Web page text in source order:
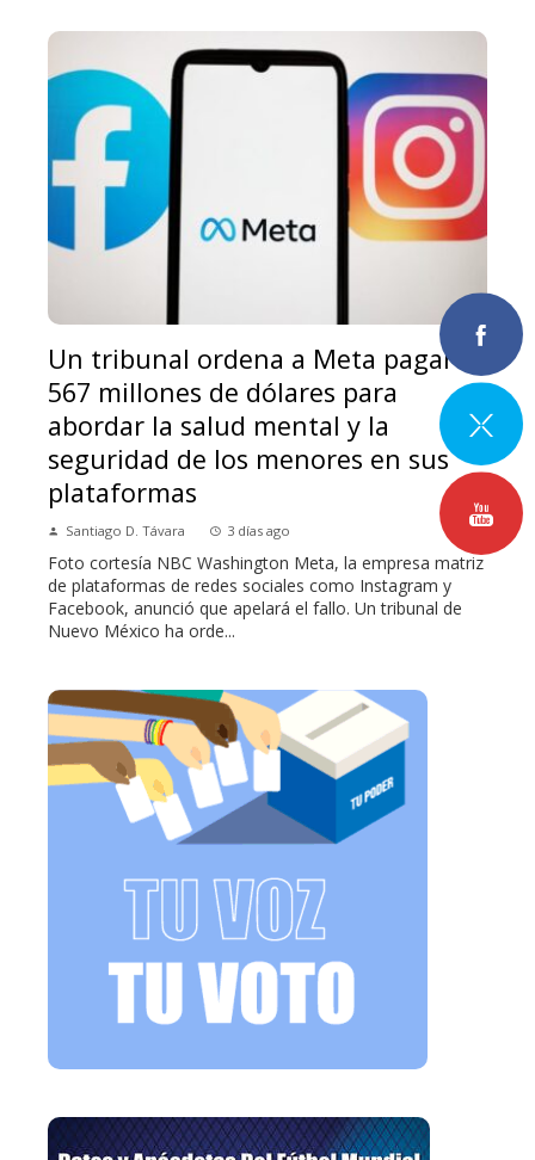
Un tribunal ordena a Meta pagar
567 millones de dólares para
abordar la salud mental y la
seguridad de los menores en sus
plataformas
Santiago D. Távara 3 días ago
Foto cortesía NBC Washington Meta, la empresa matriz
de plataformas de redes sociales como Instagram y
Facebook, anunció que apelará el fallo. Un tribunal de
Nuevo México ha orde...